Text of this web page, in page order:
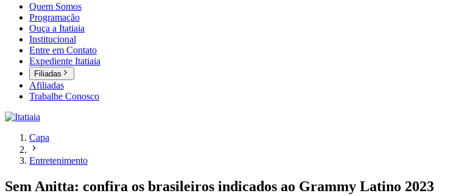
Quem Somos
Programação
Ouça a Itatiaia
Institucional
Entre em Contato
Expediente Itatiaia
Filiadas
Afiliadas
Trabalhe Conosco
Capa
Entretenimento
Sem Anitta: confira os brasileiros indicados ao Grammy Latino 2023